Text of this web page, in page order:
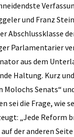
und Franz
Abschlussklasse
Parlamentarier
aus dem
Haltung. Kurz
Molochs Senats“
sei die Frage, wie
„Jede Reform
der anderen